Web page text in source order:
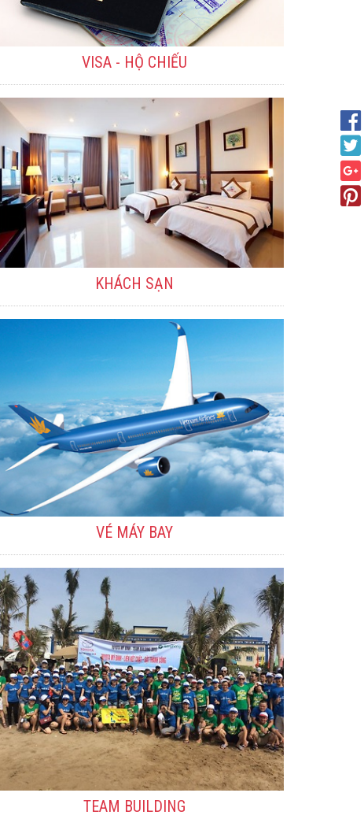
VISA - HỘ CHIẾU
KHÁCH SẠN
VÉ MÁY BAY
TEAM BUILDING